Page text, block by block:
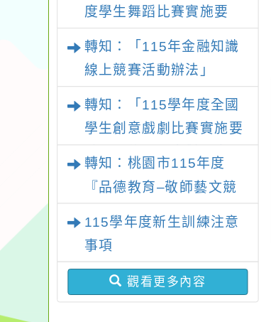
度學生舞蹈比賽實施要
轉知：「115年金融知識
線上競賽活動辦法」
轉知：「115學年度全國
學生創意戲劇比賽實施要
轉知：桃園市115年度
『品德教育–敬師藝文競
115學年度新生訓練注意
事項
觀看更多內容
「《自由狂
特丹愛樂銅管
音樂會」
學期台北青管附屬團